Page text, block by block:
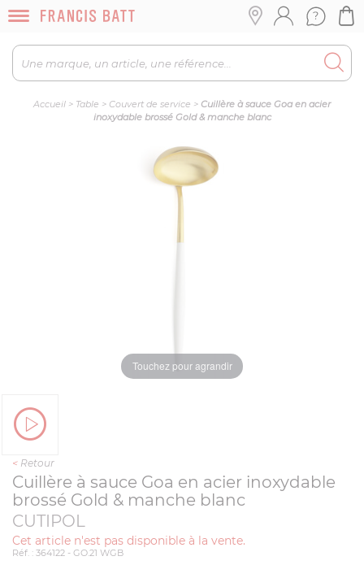
Accueil > Table > Couvert de service > Cuillère à sauce Goa en acier
inoxydable brossé Gold & manche blanc
Touchez pour agrandir
< Retour
Cuillère à sauce Goa en acier inoxydable
brossé Gold & manche blanc
CUTIPOL
Cet article n'est pas disponible à la vente.
Réf. : 364122 - GO.21 WGB